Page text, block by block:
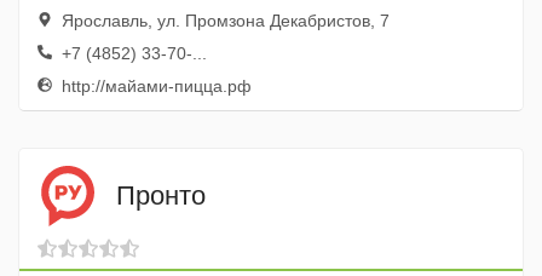
Ярославль, ул. Промзона Декабристов, 7
+7 (4852) 33-70-...
http://майами-пицца.рф
Пронто